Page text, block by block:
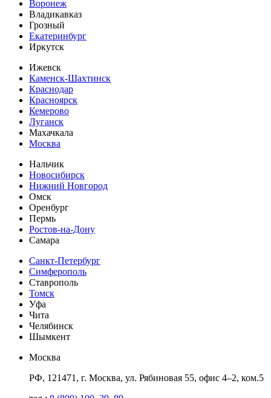
Воронеж
Владикавказ
Грозный
Екатеринбург
Иркутск
Ижевск
Каменск-Шахтинск
Краснодар
Красноярск
Кемерово
Луганск
Махачкала
Москва
Нальчик
Новосибирск
Нижний Новгород
Омск
Оренбург
Пермь
Ростов-на-Дону
Самара
Санкт-Петербург
Симферополь
Ставрополь
Томск
Уфа
Чита
Челябинск
Шымкент
Москва
РФ, 121471, г. Москва, ул. Рябиновая 55, офис 4–2, ком.5